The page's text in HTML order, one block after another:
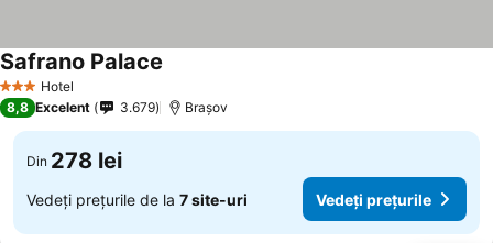
3 SteleHotel
Safrano Palace
8,8 Excelent 3.679 Brașov
Din 278 lei
Vedeți prețurile de la 7 site-uri Vedeți prețurile